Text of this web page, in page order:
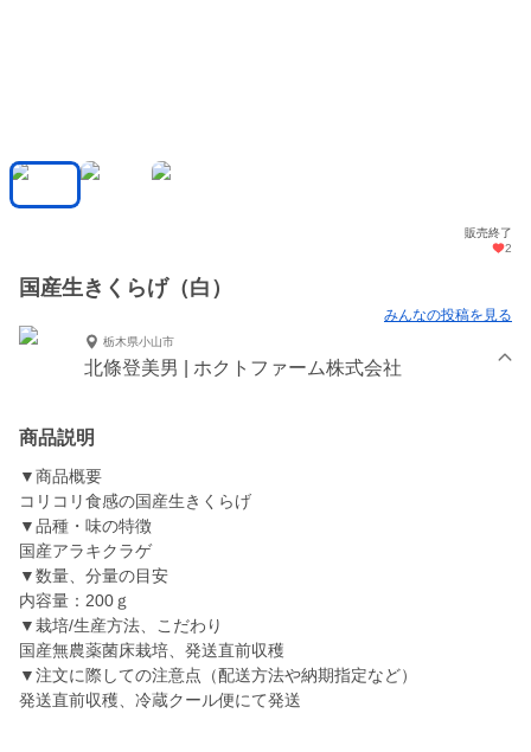
販売終了
2
国産生きくらげ（白）
みんなの投稿を見る
栃木県小山市
北條登美男 | ホクトファーム株式会社
商品説明
▼商品概要
コリコリ食感の国産生きくらげ
▼品種・味の特徴
国産アラキクラゲ
▼数量、分量の目安
内容量：200ｇ
▼栽培/生産方法、こだわり
国産無農薬菌床栽培、発送直前収穫
▼注文に際しての注意点（配送方法や納期指定など）
発送直前収穫、冷蔵クール便にて発送